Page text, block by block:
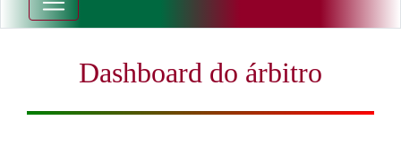
Dashboard do árbitro